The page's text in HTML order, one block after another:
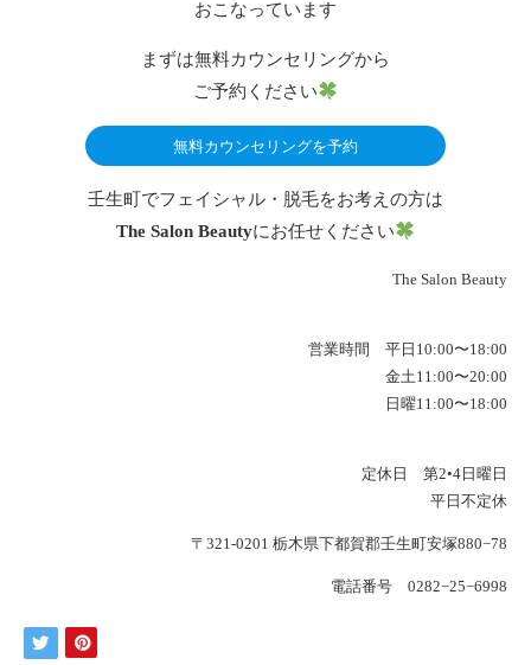
おこなっています
まずは無料カウンセリングから
ご予約ください
無料カウンセリングを予約
壬生町でフェイシャル・脱毛をお考えの方は
The Salon Beautyにお任せください
The Salon Beauty
営業時間 平日10:00〜18:00
金土11:00〜20:00
日曜11:00〜18:00
定休日 第2•4日曜日
平日不定休
〒321-0201 栃木県下都賀郡壬生町安塚880−78
電話番号 0282−25−6998